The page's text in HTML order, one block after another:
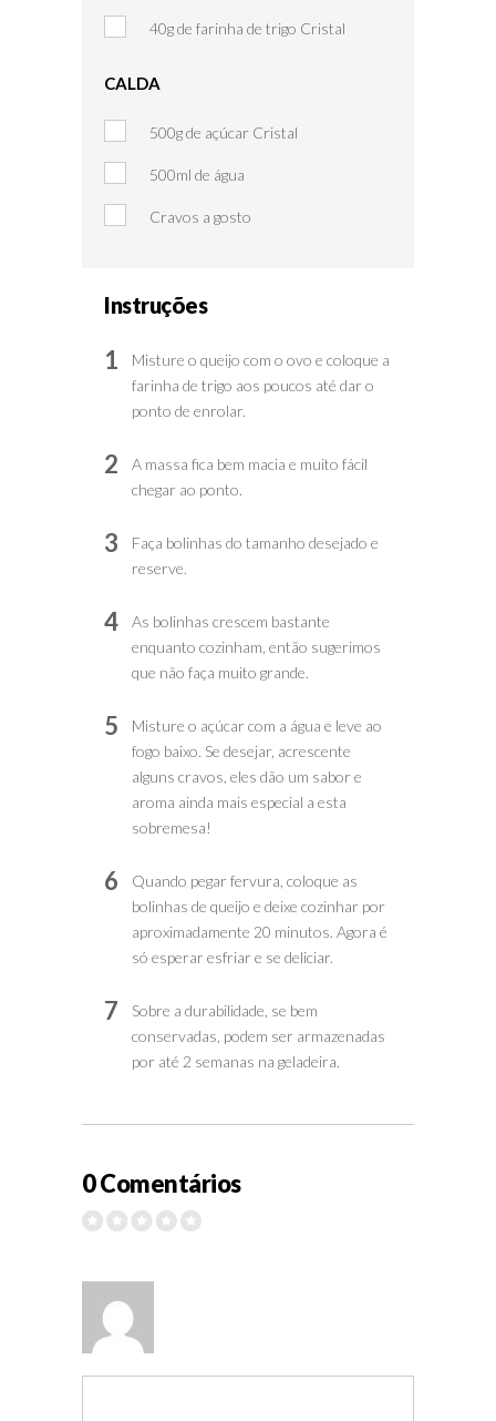
40g de farinha de trigo Cristal
CALDA
500g de açúcar Cristal
500ml de água
Cravos a gosto
Instruções
1
Misture o queijo com o ovo e coloque a
farinha de trigo aos poucos até dar o
ponto de enrolar.
2
A massa fica bem macia e muito fácil
chegar ao ponto.
3
Faça bolinhas do tamanho desejado e
reserve.
4
As bolinhas crescem bastante
enquanto cozinham, então sugerimos
que não faça muito grande.
5
Misture o açúcar com a água e leve ao
fogo baixo. Se desejar, acrescente
alguns cravos, eles dão um sabor e
aroma ainda mais especial a esta
sobremesa!
6
Quando pegar fervura, coloque as
bolinhas de queijo e deixe cozinhar por
aproximadamente 20 minutos. Agora é
só esperar esfriar e se deliciar.
7
Sobre a durabilidade, se bem
conservadas, podem ser armazenadas
por até 2 semanas na geladeira.
0 Comentários